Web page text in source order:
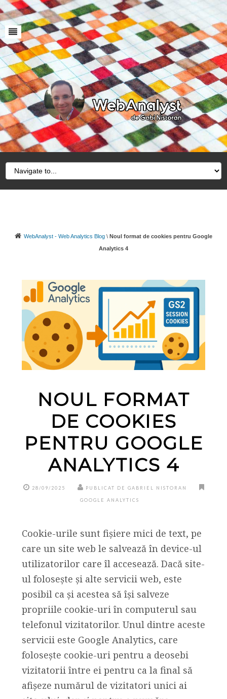
WebAnalyst - Web Analytics Blog \ Noul format de cookies pentru Google
Analytics 4
NOUL FORMAT
DE COOKIES
PENTRU GOOGLE
ANALYTICS 4
28/09/2025 PUBLICAT DE GABRIEL NISTORAN
GOOGLE ANALYTICS
Cookie-urile sunt fișiere mici de text, pe
care un site web le salvează în device-ul
utilizatorilor care îl accesează. Dacă site-
ul folosește și alte servicii web, este
posibil ca și acestea să își salveze
propriile cookie-uri în computerul sau
telefonul vizitatorilor. Unul dintre aceste
servicii este Google Analytics, care
folosește cookie-uri pentru a deosebi
vizitatorii între ei pentru ca la final să
afișeze numărul de vizitatori unici ai